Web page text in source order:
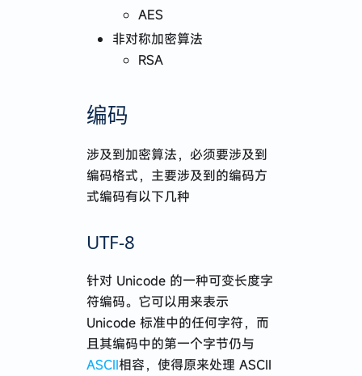
AES
非对称加密算法
RSA
编码
涉及到加密算法，必须要涉及到
编码格式，主要涉及到的编码方
式编码有以下几种
UTF-8
针对 Unicode 的一种可变长度字
符编码。它可以用来表示
Unicode 标准中的任何字符，而
且其编码中的第一个字节仍与
ASCII相容，使得原来处理 ASCII